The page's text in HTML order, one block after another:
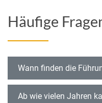
Häufige
Wann finden die
Ab wie vielen Jahren